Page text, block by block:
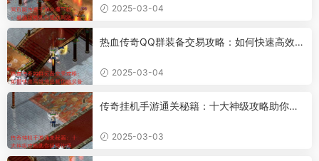
2025-03-04
热血传奇QQ群装备交易攻略：如何快速高效地
2025-03-04
传奇挂机手游通关秘籍：十大神级攻略助你纵
2025-03-03